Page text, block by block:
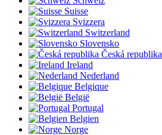
Suisse
Svizzera
Switzerland
Slovensko
Česká republika
Ireland
Nederland
Belgique
België
Portugal
Belgien
Norge